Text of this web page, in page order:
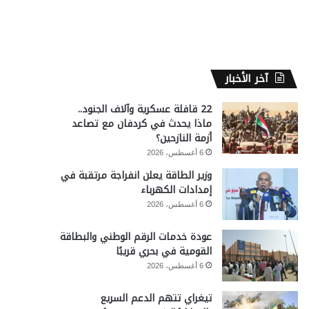
آخر الأخبار
22 قافلة عسكرية وآلاف الجنود..
ماذا يحدث في كردفان مع تصاعد
أزمة النازحين؟
6 أغسطس، 2026
وزير الطاقة يعلن انفراجة مرتقبة في
إمدادات الكهرباء
6 أغسطس، 2026
عودة خدمات الرقم الوطني والبطاقة
القومية في بحري قريبًا
6 أغسطس، 2026
تيغراي تتهم الدعم السريع